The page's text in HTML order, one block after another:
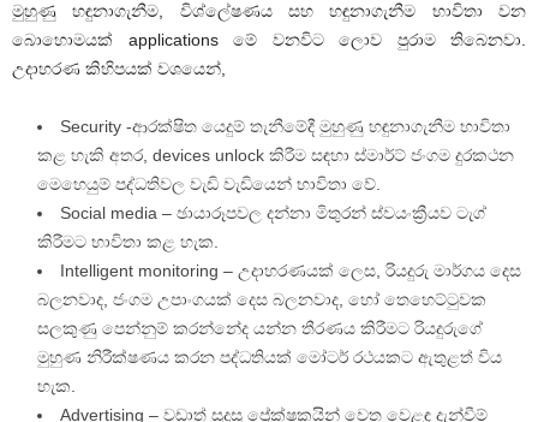
මුහුණු හඳුනාගැනීම, විශ්ලේෂණය සහ හඳුනාගැනීම භාවිතා වන
බොහොමයක් applications මේ වනවිට ලොව පුරාම තිබෙනවා.
උදාහරණ කිහිපයක් වශයෙන්,
Security -ආරක්ෂිත යෙදුම් තැනීමේදී මුහුණු හඳුනාගැනීම භාවිතා
කළ හැකි අතර, devices unlock කිරීම සඳහා ස්මාර්ට් ජංගම දුරකථන
මෙහෙයුම් පද්ධතිවල වැඩි වැඩියෙන් භාවිතා වේ.
Social media – ඡායාරූපවල දන්නා මිතුරන් ස්වයංක්‍රීයව ටැග්
කිරීමට භාවිතා කළ හැක.
Intelligent monitoring – උදාහරණයක් ලෙස, රියදුරු මාර්ගය දෙස
බලනවාද, ජංගම උපාංගයක් දෙස බලනවාද, හෝ තෙහෙට්ටුවක
සලකුණු පෙන්නුම් කරන්නේද යන්න තීරණය කිරීමට රියදුරුගේ
මුහුණ නිරීක්ෂණය කරන පද්ධතියක් මෝටර් රථයකට ඇතුළත් විය
හැක.
Advertising – වඩාත් සුදුසු ප්‍රේක්ෂකයින් වෙත වෙළඳ දැන්වීම්